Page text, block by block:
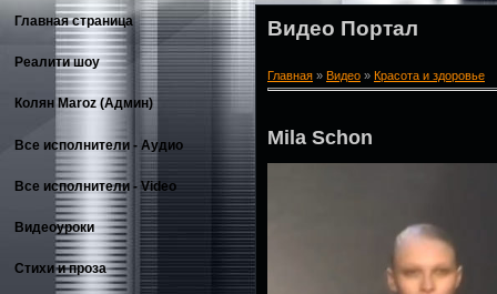
Главная страница
Реалити шоу
Колян Maroz (Админ)
Все исполнители - Аудио
Все исполнители - Video
Видеоуроки
Стихи и проза
Видео Портал
Главная » Видео » Красота и здоровье
Mila Schon